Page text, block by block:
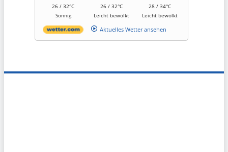
26 / 32°C
Sonnig
26 / 32°C
Leicht bewölkt
28 / 34°C
Leicht bewölkt
Aktuelles Wetter ansehen